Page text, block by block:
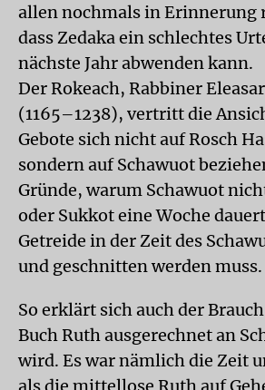
allen nochmals in Erinnerung
dass Zedaka ein schlechtes
nächste Jahr abwenden kann.
Der Rokeach, Rabbiner
(1165–1238), vertritt die
Gebote sich nicht auf Rosch
sondern auf Schawuot
Gründe, warum Schawuot
oder Sukkot eine Woche
Getreide in der Zeit des
und geschnitten werden muss.
So erklärt sich auch der
Buch Ruth ausgerechnet an
wird. Es war nämlich die Zeit
als die mittellose Ruth auf